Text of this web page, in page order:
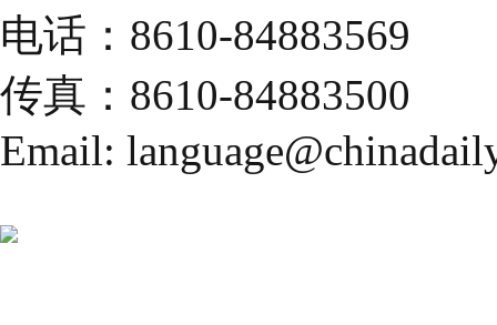
电话：8610-84883569
传真：8610-84883500
Email: